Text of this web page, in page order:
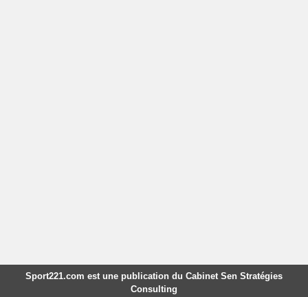
Sport221.com est une publication du Cabinet Sen Stratégies
Consulting